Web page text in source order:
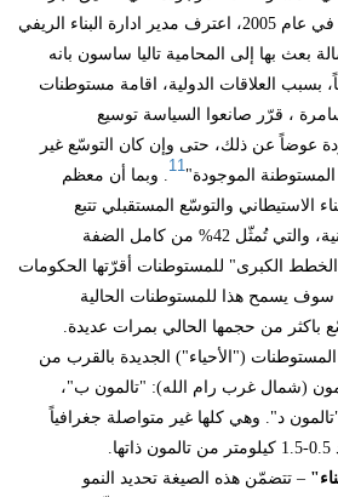
الحكومة الاسرائيلية في عام 2005، اعترف مدير ادارة البناء الريفي
بعث بها إلى المحامية تاليا ساسون بانه
بسبب العلاقات الدولية، اقامة مستوطنات
، قرّر صانعوا السياسة توسيع
عوضاً عن ذلك، حتى وإن كان التوسّع غير
الموجودة"
11
. وبما أن معظم
الاستيطاني والتوسّع المستقبلي تتبع
"الصلاحية" الاستيطانية، والتي تُمثّل 42% من كامل الضفة
الكبرى" للمستوطنات أقرّتها الحكومات
سوف يسمح هذا للمستوطنات الحالية
باكثر من حجمها الحالي بمرات عديدة.
("الأحياء") الجديدة بالقرب من
(شمال غرب رام الله): "تالمون ب"،
د". وهي كلها غير متواصلة جغرافياً
– تتضمّن هذه الصيغة تحديد النمو